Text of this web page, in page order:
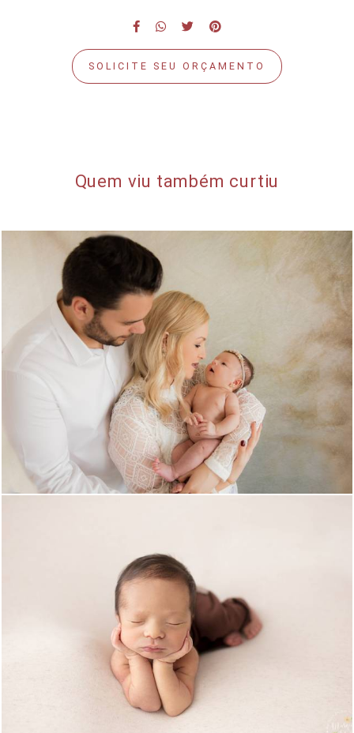
SOLICITE SEU ORÇAMENTO
Quem viu também curtiu
3289 2
3695